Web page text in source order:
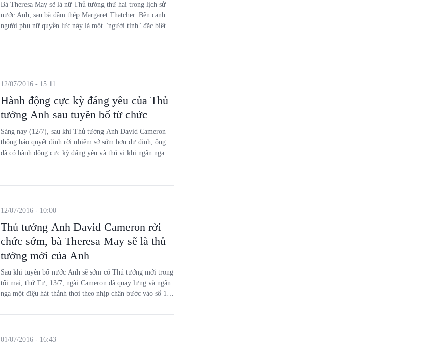
Bà Theresa May sẽ là nữ Thủ tướng thứ hai trong lịch sử
nước Anh, sau bà đầm thép Margaret Thatcher. Bên cạnh
người phụ nữ quyền lực này là một "người tình" đặc biệt
Hành động cực kỳ đáng yêu của Thủ
tướng Anh sau tuyên bố từ chức
12/07/2016 - 15:11
Sáng nay (12/7), sau khi Thủ tướng Anh David Cameron
thông báo quyết định rời nhiệm sở sớm hơn dự định, ông
đã có hành động cực kỳ đáng yêu và thú vị khi ngân nga
Thủ tướng Anh David Cameron rời
chức sớm, bà Theresa May sẽ là thủ
tướng mới của Anh
12/07/2016 - 10:00
Sau khi tuyên bố nước Anh sẽ sớm có Thủ tướng mới trong
tối mai, thứ Tư, 13/7, ngài Cameron đã quay lưng và ngân
nga một điệu hát thảnh thơi theo nhịp chân bước vào số 10
01/07/2016 - 16:43